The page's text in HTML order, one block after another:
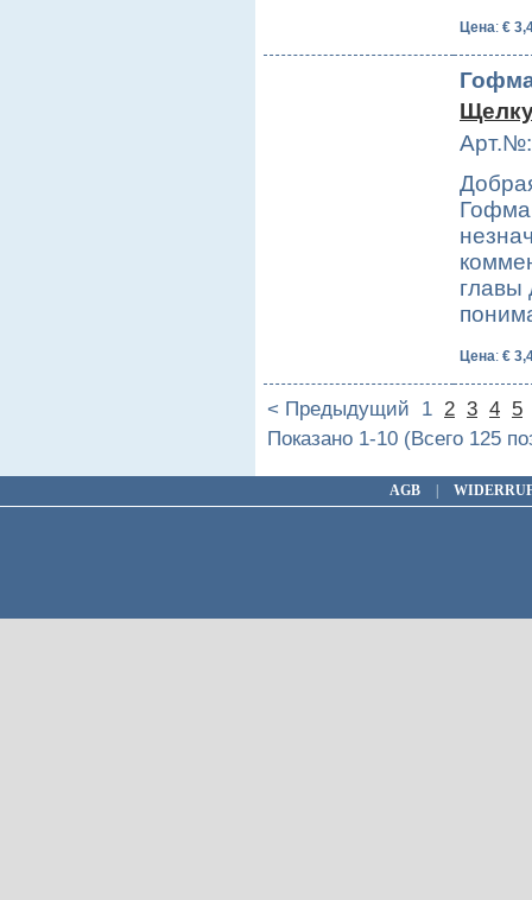
Цена: €
главы
Цена: €
< Предыдущий 1 2 3 4 5
Показано 1-10 (Всего 125
AGB